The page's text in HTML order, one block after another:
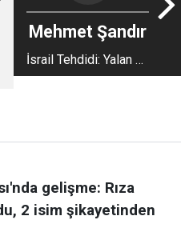
Mehmet Şandır
İsrail Tehdidi: Yalan mı
Yanlış mı?
gelişme: Rıza
2 isim şikayetinden